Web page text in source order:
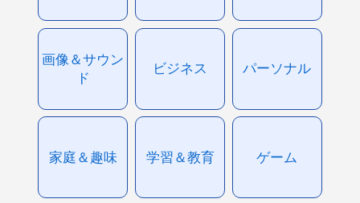
画像＆サウン
ド
ビジネス パーソナル
家庭＆趣味 学習＆教育 ゲーム